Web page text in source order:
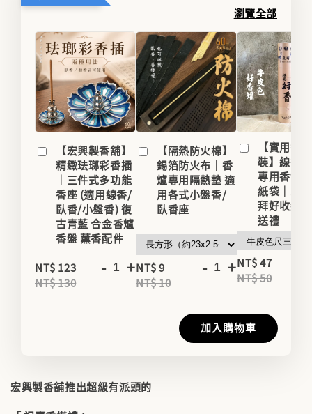
瀏覽全部
【宏興製香舖】
精緻珐瑯彩香插
｜三件式多功能
香座 (適用線香/
臥香/小盤香) 復
古青藍 合金香爐
香盤 薰香配件
NT$ 123
NT$ 130
- +
【隔熱防火棉】
錫箔防火布｜香
爐專用隔熱墊 適
用各式小盤香/
臥香座
NT$ 9
NT$ 10
- +
【實用香
裝】線香
專用香罐/
紙袋｜家
拜好收納
送禮
NT$ 47
NT$ 50
加入購物車
宏興製香舖推出超級有派頭的